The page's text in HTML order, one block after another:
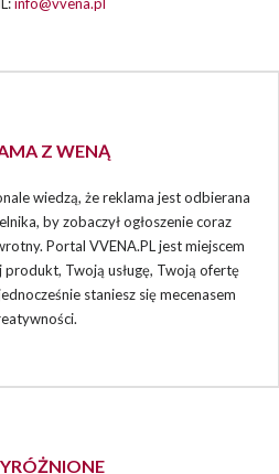
info@vvena.pl
Z WENĄ
wiedzą, że reklama jest odbierana
by zobaczył ogłoszenie coraz
Portal VVENA.PL jest miejscem
Twoją usługę, Twoją ofertę
staniesz się mecenasem